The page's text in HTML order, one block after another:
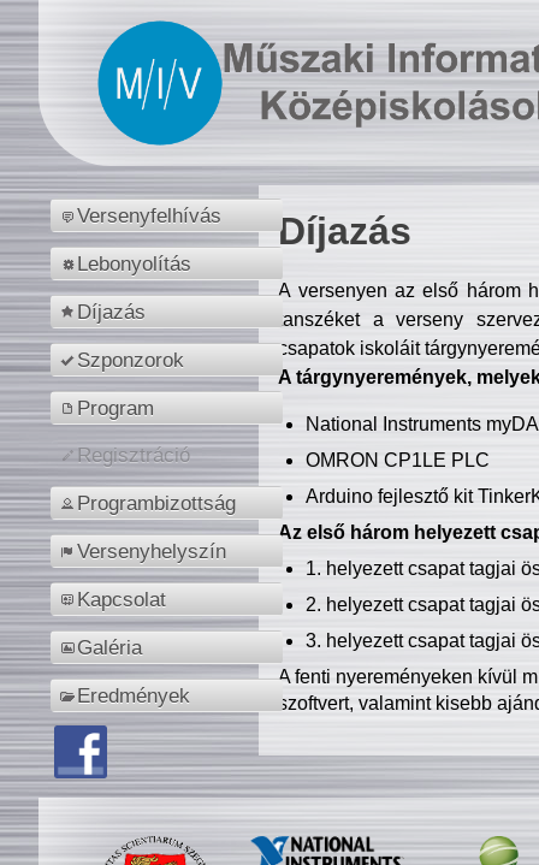
Versenyfelhívás
Lebonyolítás
Díjazás
Szponzorok
Program
Regisztráció
Programbizottság
Versenyhelyszín
Kapcsolat
Galéria
Eredmények
Díjazás
A versenyen az első három
tanszéket a verseny
csapatok iskoláit
A tárgynyeremények,
National Instruments
OMRON CP1LE PLC
Arduino fejlesztő kit
Az első három helyezett
1. helyezett csapat tagjai
2. helyezett csapat tagjai
3. helyezett csapat tagjai
A fenti nyereményeken kívül
szoftvert, valamint kisebb